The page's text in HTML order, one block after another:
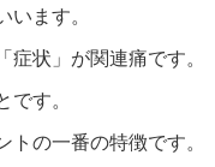
ます。
症状」が関連痛です。
す。
の一番の特徴です。